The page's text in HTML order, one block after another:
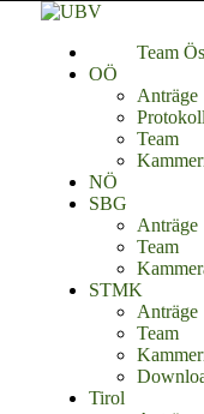
Team
OÖ
Anträge
Team
NÖ
SBG
Anträge
Team
STMK
Anträge
Team
Tirol